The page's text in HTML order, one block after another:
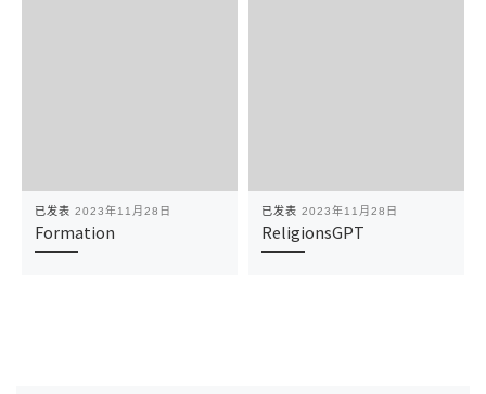
已发表 2023年11月28日
Formation
已发表 2023年11月28日
ReligionsGPT